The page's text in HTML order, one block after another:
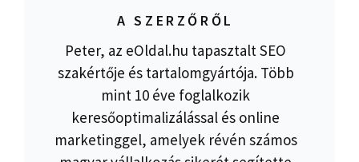
A SZERZŐRŐL
Peter, az eOldal.hu tapasztalt SEO
szakértője és tartalomgyártója. Több
mint 10 éve foglalkozik
keresőoptimalizálással és online
marketinggel, amelyek révén számos